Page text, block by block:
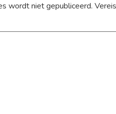
wordt niet gepubliceerd.